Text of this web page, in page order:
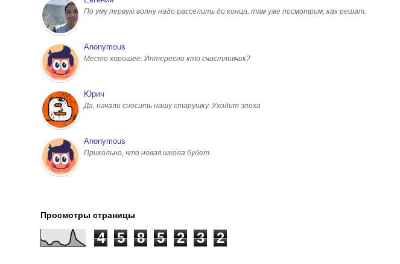
По уму первую волну надо расселить до конца, там уже посмотрим, как решат.
Anonymous
Место хорошее. Интересно кто счастливчик?
Юрич
Да, начали сносить нашу старушку. Уходит эпоха
Anonymous
Прикольно, что новая школа будет
Просмотры страницы
4 5 8 5 2 3 2